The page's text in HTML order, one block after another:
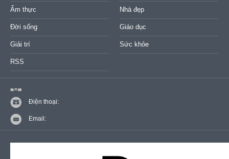
Ẩm thực Nhà đẹp
Đời sống Giáo dục
Giải trí Sức khỏe
RSS
Điện thoại:
Email: